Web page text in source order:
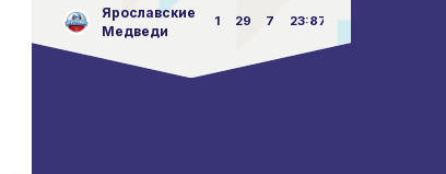
Ярославские
Медведи
1 29 7 23:87